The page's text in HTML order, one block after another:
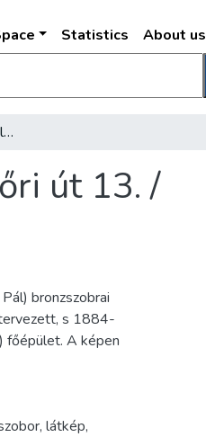
Statistics About us
Budapest M. Kir. Testnevelési Főiskola, I. Győri út 13. /
út 13. /
bronzszobrai
s 1884-
A képen
, látkép,